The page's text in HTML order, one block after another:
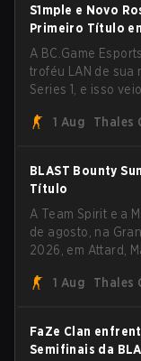
S1mple e Novo
Primeiro Título
A BC.Game
troféu LAN de sua
Series 1, e isso
campanha com
1 Aug Thales
BLAST Bounty
Título
A Team Spirit e a
de agosto, na
2026, em Attard,
1 Aug
Thales
FaZe Clan
Semifinais da